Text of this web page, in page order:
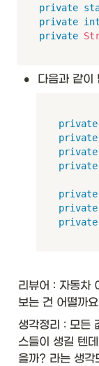
private
private int
private
• 다음과 같이
private
private
private
private
private
private
private
리뷰어 : 자동차
보는 건 어떨까
생각정리 : 모든
스들이 생길 텐
을까? 라는 생각